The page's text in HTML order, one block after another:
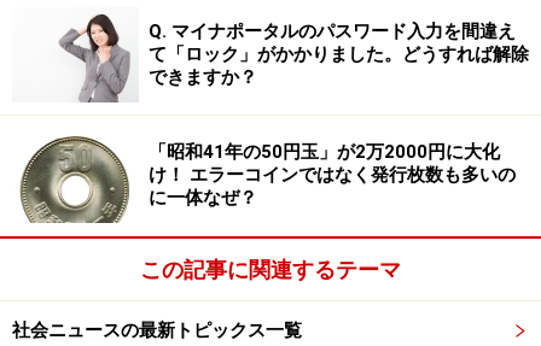
1人の子どもがいるだけでは、家族手当を受け取ること
はできません。ここからしてすでに、「2人以上の子ど
もを奨励する」フランスの育児支援政策の意義を見るこ
とができます。
成人手当
子どもが3人以上いる場合は、各子どもが20歳に到達し
万円）を受け取ることができる。
Q. マイナポータルのパスワード入力を間違え
て「ロック」がかかりました。どうすれば解除
できますか？
「昭和41年の50円玉」が2万2000円に大化
け！ エラーコインではなく発行枚数も多いの
に一体なぜ？
この記事に関連するテーマ
社会ニュースの最新トピックス一覧